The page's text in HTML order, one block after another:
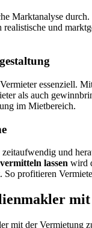
Marktanalyse
und
essenziell.
als auch
im Mietbereich.
und
lassen wird
profitieren
mit der Vermietung